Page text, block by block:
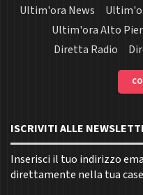
Ultim'ora News
Ultim'ora Alto
Diretta Radio
ISCRIVITI ALLE
Inserisci il tuo indirizzo
direttamente nella tua